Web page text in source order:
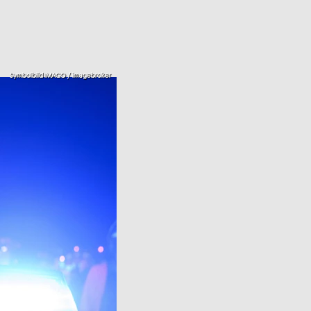
Symbolbild IMAGO / imagebroker